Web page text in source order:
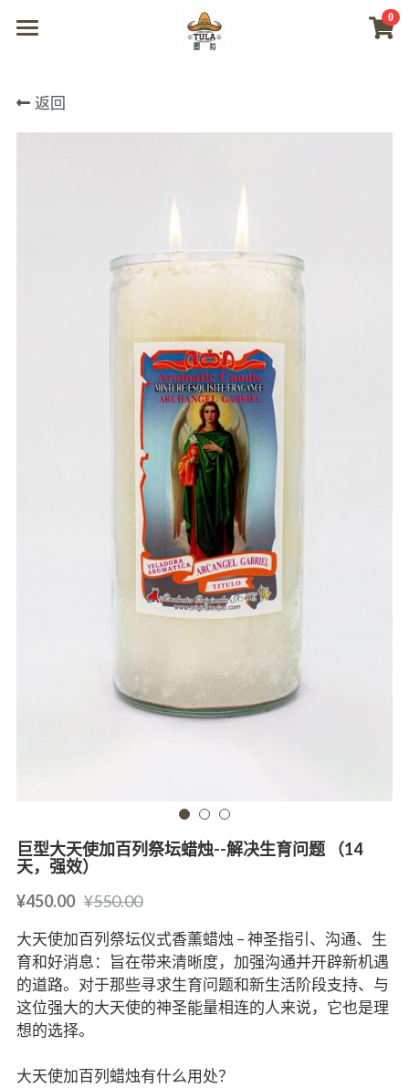
0
商城
微信联系
返回
巨型大天使加百列祭坛蜡烛--解决生育问题 （14
天，强效）
¥450.00 ¥550.00
大天使加百列祭坛仪式香薰蜡烛 – 神圣指引、沟通、生
育和好消息：旨在带来清晰度，加强沟通并开辟新机遇
的道路。对于那些寻求生育问题和新生活阶段支持、与
这位强大的大天使的神圣能量相连的人来说，它也是理
想的选择。
大天使加百列蜡烛有什么用处？
×
商品分类
所有商品分类